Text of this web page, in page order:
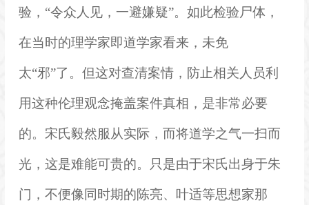
验，“令众人见，一避嫌疑”。如此检验尸体，
在当时的理学家即道学家看来，未免
太“邪”了。但这对查清案情，防止相关人员利
用这种伦理观念掩盖案件真相，是非常必要
的。宋氏毅然服从实际，而将道学之气一扫而
光，这是难能可贵的。只是由于宋氏出身于朱
门，不便像同时期的陈亮、 叶适等思想家那